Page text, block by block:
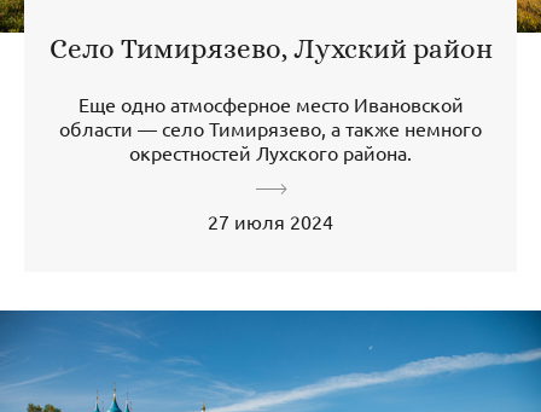
Село Тимирязево, Лухский район
Еще одно атмосферное место Ивановской
области — село Тимирязево, а также немного
окрестностей Лухского района.
27 июля 2024